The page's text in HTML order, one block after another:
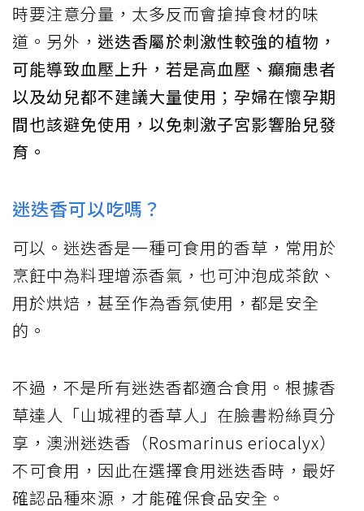
時要注意分量，太多反而會搶掉食材的味
道。另外， 迷迭香屬於刺激性較強的植物，
可能導致血壓上升，若是高血壓、癲癇患者
以及幼兒都不建議大量使用；孕婦在懷孕期
間也該避免使用，以免刺激子宮影響胎兒發
育。
迷迭香可以吃嗎？
可以。迷迭香是一種可食用的香草，常用於
烹飪中為料理增添香氣，也可沖泡成茶飲、
用於烘焙，甚至作為香氛使用，都是安全
的。
不過，不是所有迷迭香都適合食用。根據香
草達人「山城裡的香草人」在臉書粉絲頁分
享，澳洲迷迭香（Rosmarinus eriocalyx）
不可食用，因此在選擇食用迷迭香時，最好
確認品種來源，才能確保食品安全。